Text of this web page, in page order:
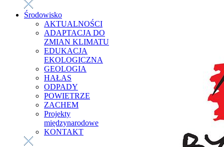
Środowisko
AKTUALNOŚCI
ADAPTACJA DO
ZMIAN KLIMATU
EDUKACJA
EKOLOGICZNA
GEOLOGIA
HAŁAS
ODPADY
POWIETRZE
ZACHEM
Projekty
międzynarodowe
KONTAKT